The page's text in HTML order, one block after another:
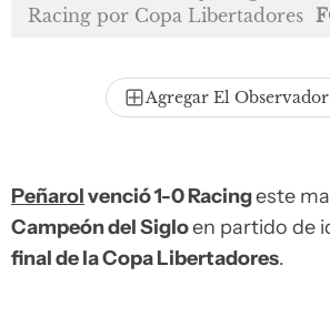
Racing por Copa Libertadores
Agregar El
Peñarolvenció 1-0 Racingeste
Campeón del Sigloen partido de
final de la Copa Libertadores.